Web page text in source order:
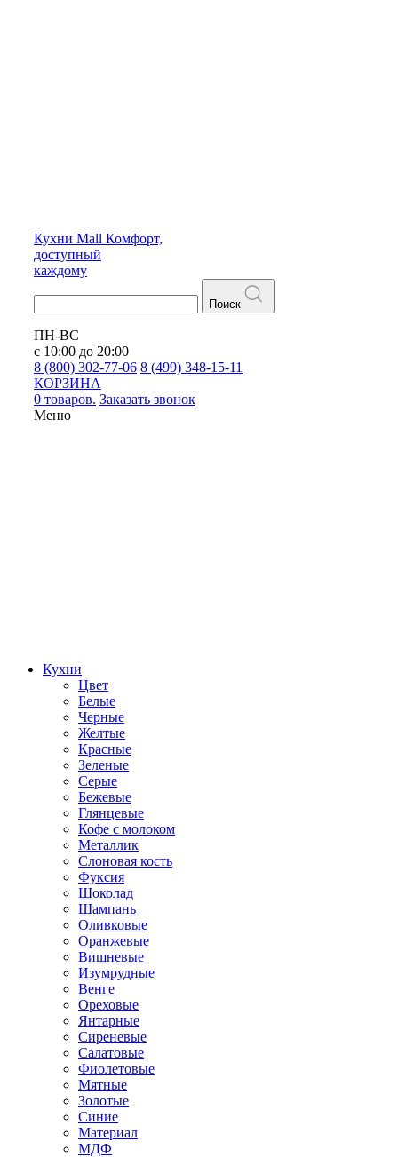
Кухни Mall Комфорт,
доступный
каждому
Поиск
ПН-ВС
с 10:00 до 20:00
8 (800) 302-77-06 8 (499) 348-15-11
КОРЗИНА
0 товаров. Заказать звонок
Меню
Кухни
Цвет
Белые
Черные
Желтые
Красные
Зеленые
Серые
Бежевые
Глянцевые
Кофе с молоком
Металлик
Слоновая кость
Фуксия
Шоколад
Шампань
Оливковые
Оранжевые
Вишневые
Изумрудные
Венге
Ореховые
Янтарные
Сиреневые
Салатовые
Фиолетовые
Мятные
Золотые
Синие
Материал
МДФ